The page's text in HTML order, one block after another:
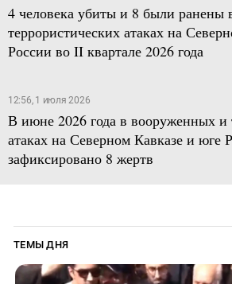
4 человека убиты и 8 были ранены
террористических атаках на
России во II квартале 2026 года
12:56, 1 июля 2026
В июне 2026 года в вооруженных и
атаках на Северном Кавказе и юге
зафиксировано 8 жертв
ТЕМЫ ДНЯ